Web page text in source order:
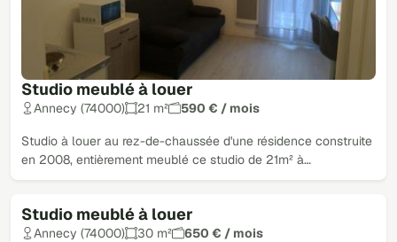
Studio meublé à louer
Annecy (74000) 21 m² 590 € / mois
Studio à louer au rez-de-chaussée d'une résidence construite
en 2008, entièrement meublé ce studio de 21m² à…
Studio meublé à louer
Annecy (74000) 30 m² 650 € / mois